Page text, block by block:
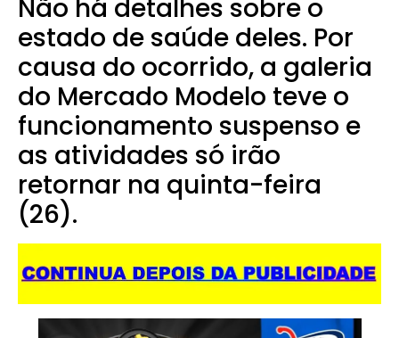
Não há detalhes sobre o
estado de saúde deles. Por
causa do ocorrido, a galeria
do Mercado Modelo teve o
funcionamento suspenso e
as atividades só irão
retornar na quinta-feira
(26).